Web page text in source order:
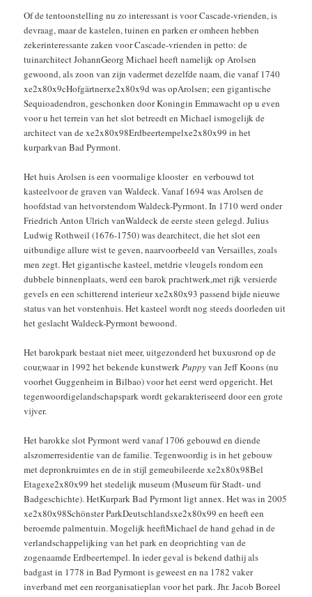
Of de tentoonstelling nu zo interessant is voor Cascade-vrienden, is
devraag, maar de kastelen, tuinen en parken er omheen hebben
zekerinteressante zaken voor Cascade-vrienden in petto: de
tuinarchitect JohannGeorg Michael heeft namelijk op Arolsen
gewoond, als zoon van zijn vadermet dezelfde naam, die vanaf 1740
xe2x80x9cHofgärtnerxe2x80x9d was opArolsen; een gigantische
Sequioadendron, geschonken door Koningin Emmawacht op u even
voor u het terrein van het slot betreedt en Michael ismogelijk de
architect van de xe2x80x98Erdbeertempelxe2x80x99 in het
kurparkvan Bad Pyrmont.
Het huis Arolsen is een voormalige klooster en verbouwd tot
kasteelvoor de graven van Waldeck. Vanaf 1694 was Arolsen de
hoofdstad van hetvorstendom Waldeck-Pyrmont. In 1710 werd onder
Friedrich Anton Ulrich vanWaldeck de eerste steen gelegd. Julius
Ludwig Rothweil (1676-1750) was dearchitect, die het slot een
uitbundige allure wist te geven, naarvoorbeeld van Versailles, zoals
men zegt. Het gigantische kasteel, metdrie vleugels rondom een
dubbele binnenplaats, werd een barok prachtwerk,met rijk versierde
gevels en een schitterend interieur xe2x80x93 passend bijde nieuwe
status van het vorstenhuis. Het kasteel wordt nog steeds doorleden uit
het geslacht Waldeck-Pyrmont bewoond.
Het barokpark bestaat niet meer, uitgezonderd het buxusrond op de
cour,waar in 1992 het bekende kunstwerkPuppyvan Jeff Koons (nu
voorhet Guggenheim in Bilbao) voor het eerst werd opgericht. Het
tegenwoordigelandschapspark wordt gekarakteriseerd door een grote
vijver.
Het barokke slot Pyrmont werd vanaf 1706 gebouwd en diende
alszomerresidentie van de familie. Tegenwoordig is in het gebouw
met depronkruimtes en de in stijl gemeubileerde xe2x80x98Bel
Etagexe2x80x99 het stedelijk museum (Museum für Stadt- und
Badgeschichte). HetKurpark Bad Pyrmont ligt annex. Het was in 2005
xe2x80x98Schönster ParkDeutschlandsxe2x80x99 en heeft een
beroemde palmentuin. Mogelijk heeftMichael de hand gehad in de
verlandschappelijking van het park en deoprichting van de
zogenaamde Erdbeertempel. In ieder geval is bekend dathij als
badgast in 1778 in Bad Pyrmont is geweest en na 1782 vaker
inverband met een reorganisatieplan voor het park. Jhr. Jacob Boreel